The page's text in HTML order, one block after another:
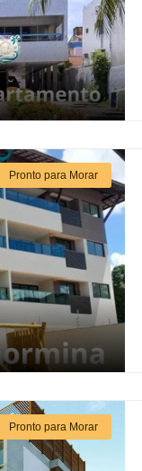
Pronto para Morar
Pronto para Morar